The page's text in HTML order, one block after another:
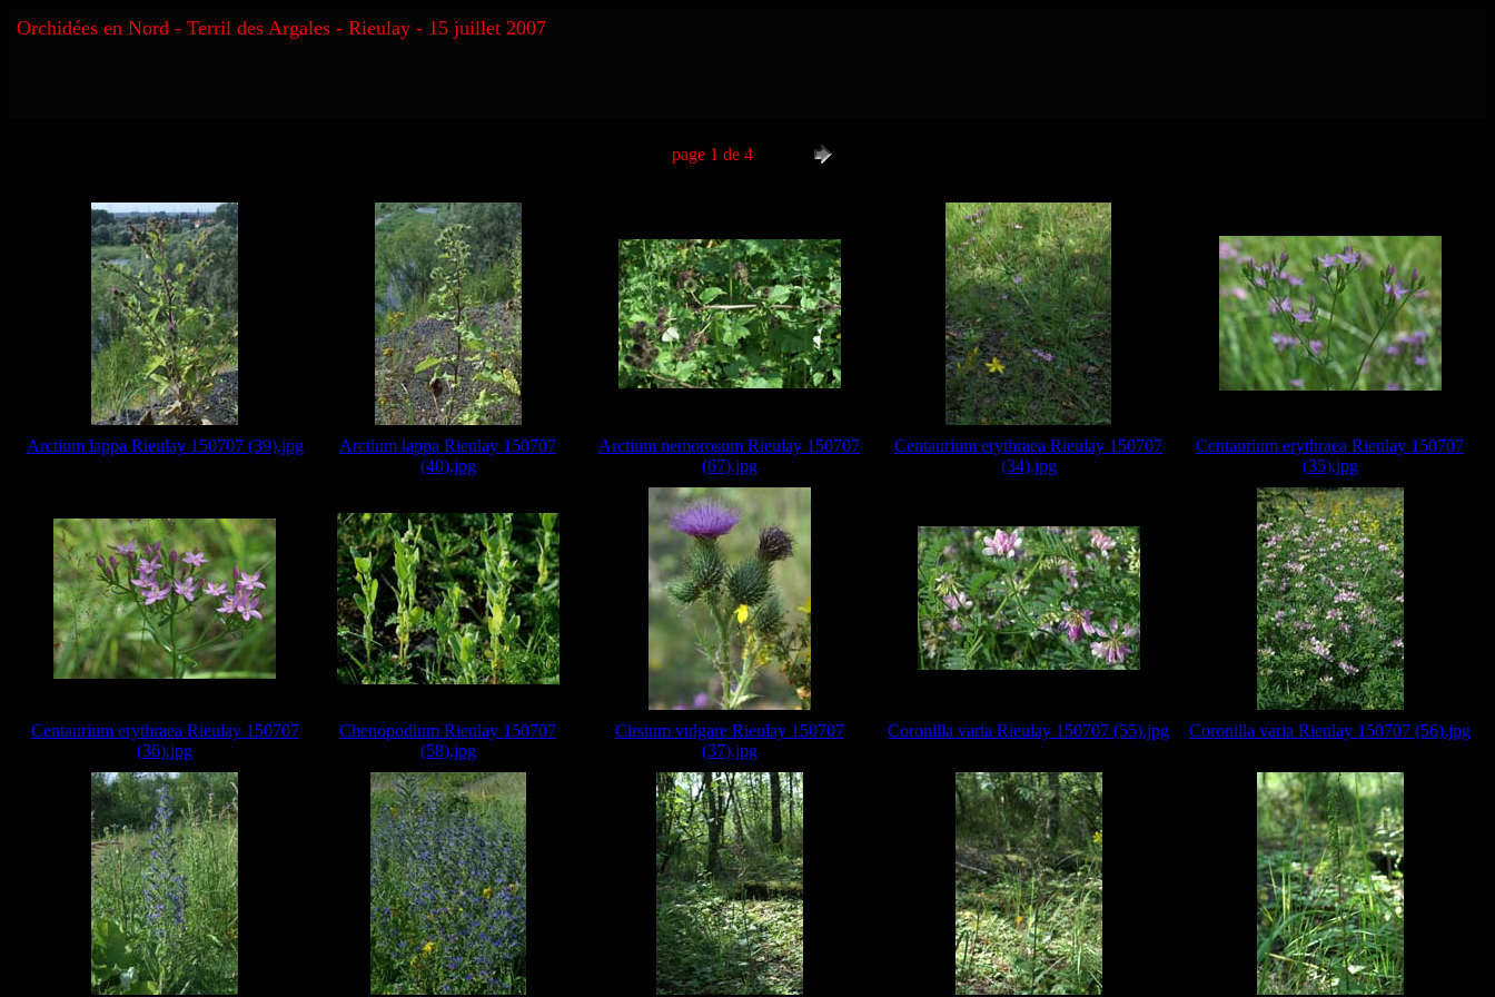
Orchidées en Nord - Terril des Argales - Rieulay - 15 juillet 2007
page 1 de 4
Arctium lappa Rieulay 150707 (39).jpg
Arctium lappa Rieulay 150707
(40).jpg
Arctium nemorosum Rieulay 150707
(67).jpg
Centaurium erythraea Rieulay 150707
(34).jpg
Centaurium erythraea Rieulay 150707
(35).jpg
Centaurium erythraea Rieulay 150707
(36).jpg
Chenopodium Rieulay 150707
(58).jpg
Cirsium vulgare Rieulay 150707
(37).jpg
Coronilla varia Rieulay 150707 (55).jpg Coronilla varia Rieulay 150707 (56).jpg